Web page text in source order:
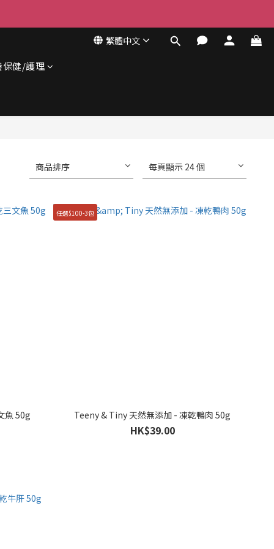
繁體中文
保健/護理
商品排序 每頁顯示 24 個
魚 50g
任選$100-3包
Teeny & Tiny 天然無添加 - 凍乾鴨肉 50g
HK$39.00